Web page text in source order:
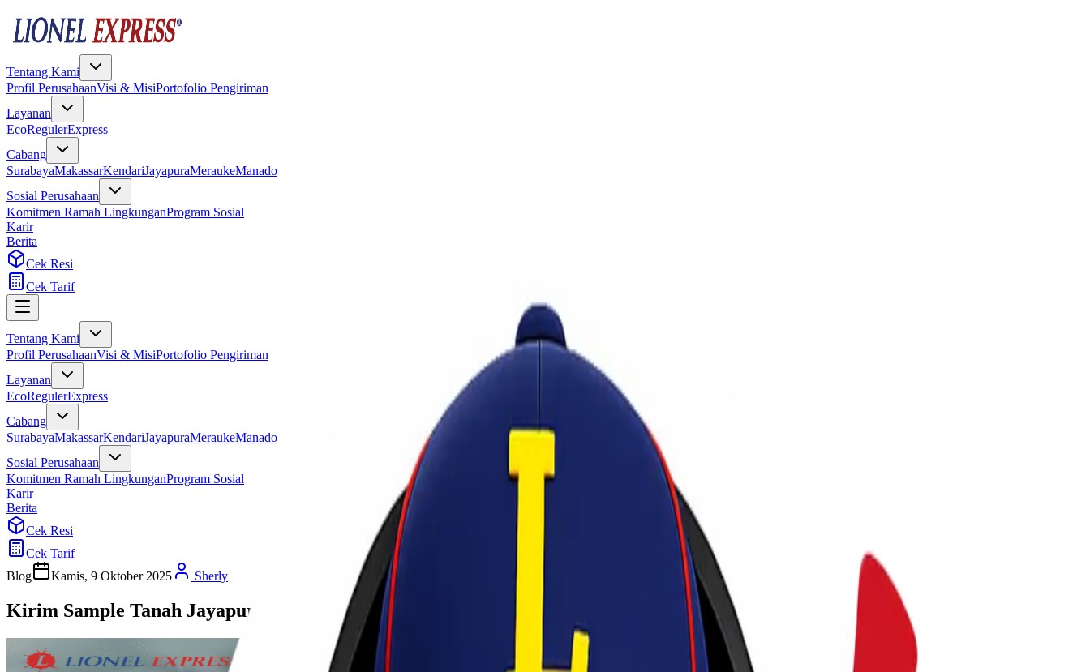
Tentang Kami
Profil PerusahaanVisi & MisiPortofolio Pengiriman
Layanan
EcoRegulerExpress
Cabang
SurabayaMakassarKendariJayapuraMeraukeManado
Sosial Perusahaan
Komitmen Ramah LingkunganProgram Sosial
Karir
Berita
Cek Resi
Cek Tarif
Tentang Kami
Profil PerusahaanVisi & MisiPortofolio Pengiriman
Layanan
EcoRegulerExpress
Cabang
SurabayaMakassarKendariJayapuraMeraukeManado
Sosial Perusahaan
Komitmen Ramah LingkunganProgram Sosial
Karir
Berita
Cek Resi
Cek Tarif
Blog
Kamis, 9 Oktober 2025 Sherly
Kirim Sample Tanah Jayapura Kendari Murah Cepat